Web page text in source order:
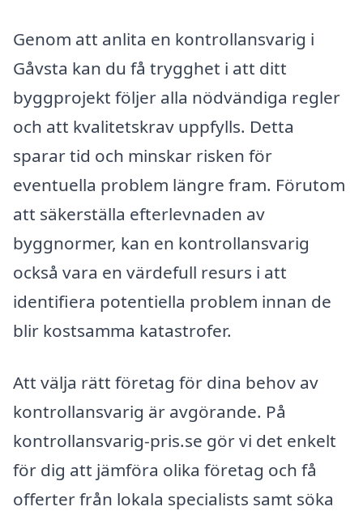
Genom att anlita en kontrollansvarig i
Gåvsta kan du få trygghet i att ditt
byggprojekt följer alla nödvändiga regler
och att kvalitetskrav uppfylls. Detta
sparar tid och minskar risken för
eventuella problem längre fram. Förutom
att säkerställa efterlevnaden av
byggnormer, kan en kontrollansvarig
också vara en värdefull resurs i att
identifiera potentiella problem innan de
blir kostsamma katastrofer.
Att välja rätt företag för dina behov av
kontrollansvarig är avgörande. På
kontrollansvarig-pris.se gör vi det enkelt
för dig att jämföra olika företag och få
offerter från lokala specialists samt söka